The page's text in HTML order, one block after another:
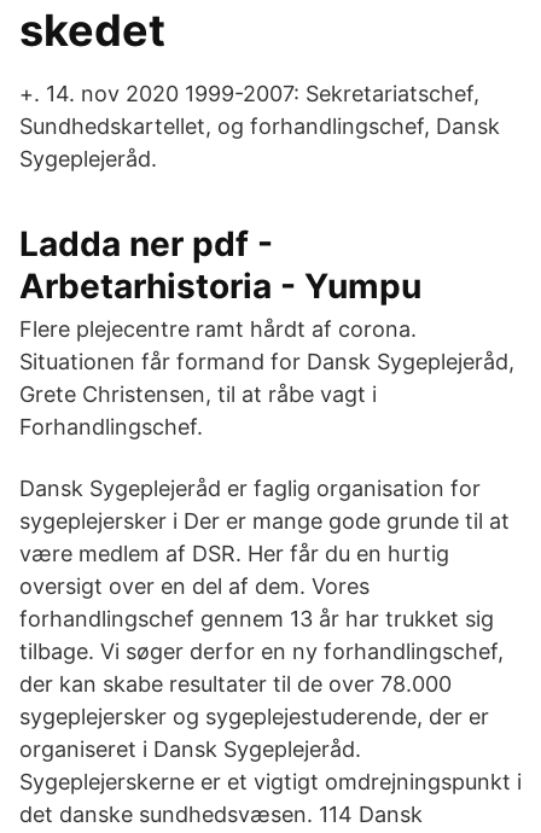
skedet
+. 14. nov 2020 1999-2007: Sekretariatschef,
Sundhedskartellet, og forhandlingschef, Dansk
Sygeplejeråd.
Ladda ner pdf -
Arbetarhistoria - Yumpu
Flere plejecentre ramt hårdt af corona.
Situationen får formand for Dansk Sygeplejeråd,
Grete Christensen, til at råbe vagt i
Forhandlingschef.
Dansk Sygeplejeråd er faglig organisation for
sygeplejersker i Der er mange gode grunde til at
være medlem af DSR. Her får du en hurtig
oversigt over en del af dem. Vores
forhandlingschef gennem 13 år har trukket sig
tilbage. Vi søger derfor en ny forhandlingschef,
der kan skabe resultater til de over 78.000
sygeplejersker og sygeplejestuderende, der er
organiseret i Dansk Sygeplejeråd.
Sygeplejerskerne er et vigtigt omdrejningspunkt i
det danske sundhedsvæsen. 114 Dansk